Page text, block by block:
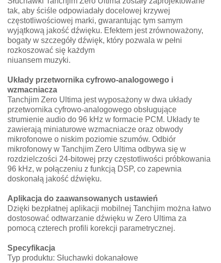
tak, aby ściśle odpowiadały docelowej krzywej
częstotliwościowej marki, gwarantując tym samym
wyjątkową jakość dźwięku. Efektem jest zrównoważony,
bogaty w szczegóły dźwięk, który pozwala w pełni
rozkoszować się każdym
niuansem muzyki.
Układy przetwornika cyfrowo-analogowego i
wzmacniacza
Tanchjim Zero Ultima jest wyposażony w dwa układy
przetwornika cyfrowo-analogowego obsługujące
strumienie audio do 96 kHz w formacie PCM. Układy te
zawierają miniaturowe wzmacniacze oraz obwody
mikrofonowe o niskim poziomie szumów. Odbiór
mikrofonowy w Tanchjim Zero Ultima odbywa się w
rozdzielczości 24-bitowej przy częstotliwości próbkowania
96 kHz, w połączeniu z funkcją DSP, co zapewnia
doskonałą jakość dźwięku.
Aplikacja do zaawansowanych ustawień
Dzięki bezpłatnej aplikacji mobilnej Tanchjim można łatwo
dostosować odtwarzanie dźwięku w Zero Ultima za
pomocą czterech profili korekcji parametrycznej.
Specyfikacja
Typ produktu: Słuchawki dokanałowe